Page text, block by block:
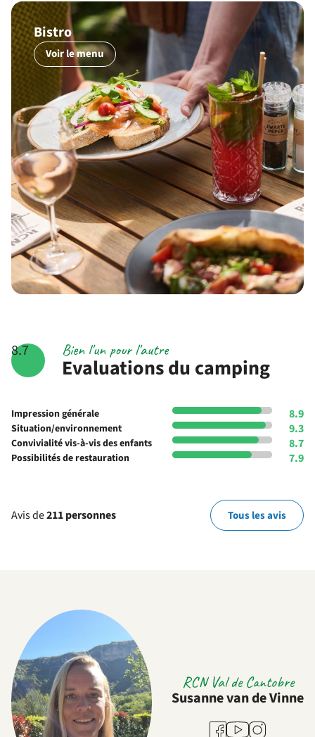
Bistro
Voir le menu
8.7
Evaluations du camping
Bien l'un pour l'autre
Impression générale 8.9
Situation/environnement 9.3
Convivialité vis-à-vis des enfants 8.7
Possibilités de restauration 7.9
Avis de211 personnes Tous les avis
RCN Val de Cantobre
Susanne van de Vinne
Facebook
YoutubeInstagram